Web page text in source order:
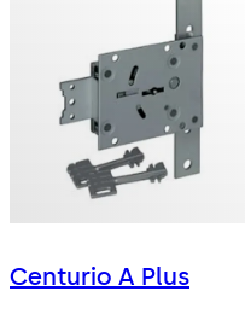
Centurio A Plus